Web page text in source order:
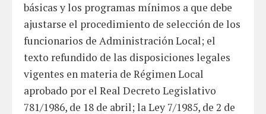
básicas y los programas mínimos a que debe
ajustarse el procedimiento de selección de los
funcionarios de Administración Local; el
texto refundido de las disposiciones legales
vigentes en materia de Régimen Local
aprobado por el Real Decreto Legislativo
781/1986, de 18 de abril; la Ley 7/1985, de 2 de